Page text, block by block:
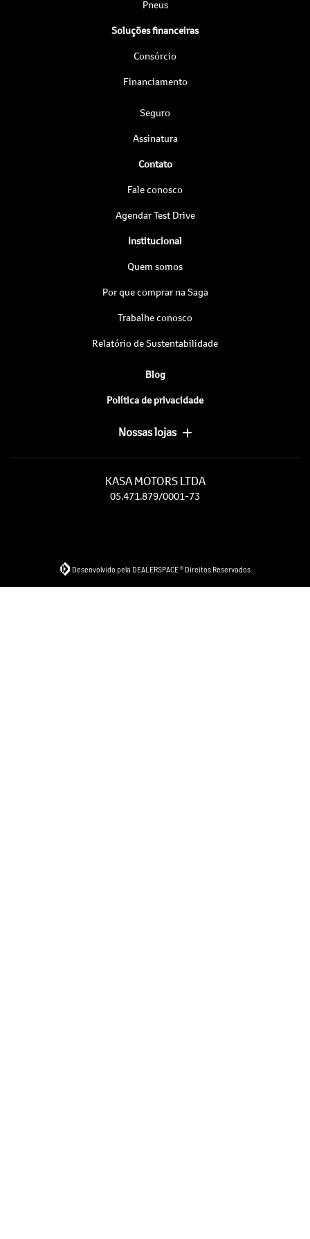
Pneus
Soluções financeiras
Consórcio
Financiamento
Seguro
Assinatura
Contato
Fale conosco
Agendar Test Drive
Institucional
Quem somos
Por que comprar na Saga
Trabalhe conosco
Relatório de Sustentabilidade
Blog
Política de privacidade
Nossas lojas
KASA MOTORS LTDA
05.471.879/0001-73
Desenvolvido pela DEALERSPACE ® Direitos Reservados.